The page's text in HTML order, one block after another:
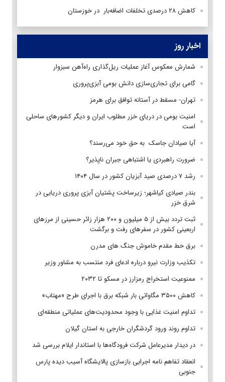
کاهش ۲۸ درصدی تخلفات اضافه‌بار در خوزستان
اخبار روز
شمارش معکوس آغاز عملیات ریل‌گذاری راه‌آهن سبزوار
گامی برای تجاری‌سازی دانش بومی آبزی‌پروری
تهران- مسقط در آستانه توافق برای هرمز
امنیت بومی در دریای خزر مطلوب ایران و دیگر کشورهای ساحلی
است
آیا صیادان جاسک به حق خود می‌رسند؟
ضرورت راهبردی یا اشتباهی جبران ناپذیر؟
رشد ۷ درصدی صید آبزیان کشور در سال ۱۴۰۴
بندر صیادی کیاشهر؛ زیرساخت پشتیان آبزی پروری دریایی در
شرق خزر
ثبت تردد بیش از ۵ میلیون و ۲۰۰ هزار زائر حسینی از مرزهای
اربعینی کشور در سفرهای رفت و برگشت
برق خط مقدم خاموش جنگ های مدرن
تکذیب وزارت نیرو درباره ادعای فرد منتسب به مشاور وزیر
ممنوعیت استخراج رمزارز در مسکو تا ۲۰۳۲
کاهش ۳۵۰۰ مگاواتی بار شبکه برق با اجرای طرح «مهتاب»
تداوم امنیت غذایی با وجود محدودیت‌های عملیاتی منطقه‌ای
تداوم روند ورود گردشگران خارجی به استان گیلان
در دیدار مدیرعامل شرکت فرودگاه‌ها با استاندار ایلام بررسی شد
انعقاد تفاهم نامه اجرایی بازسازی پالایشگاه آسیب دیده پارس
جنوبی